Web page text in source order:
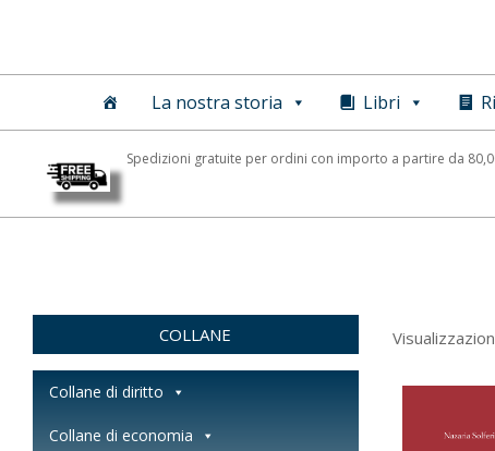
Editoriale
Scientifica
La nostra storia Libri
Spedizioni gratuite per ordini con importo a partire da
COLLANE
Collane di diritto
Collane di economia